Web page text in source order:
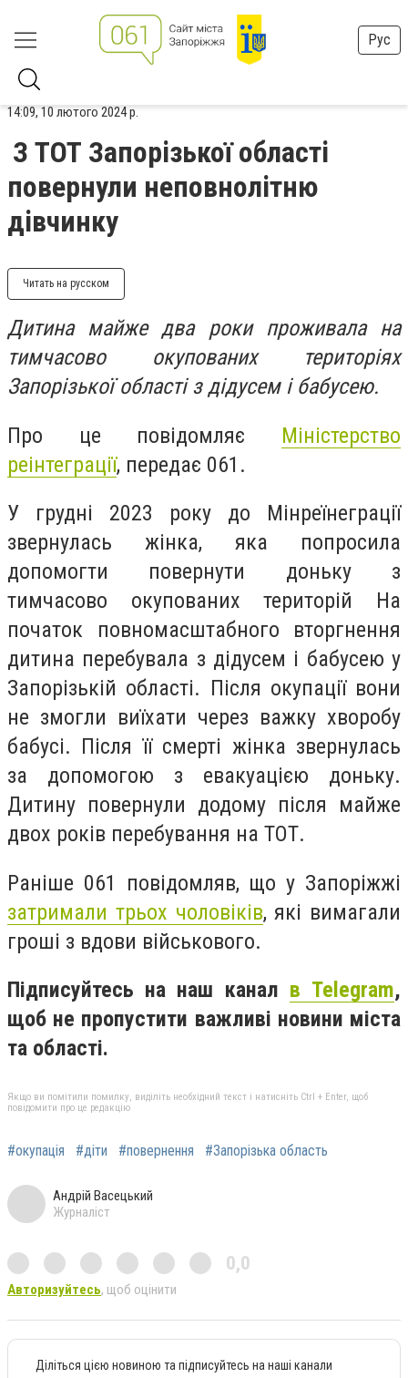
Рус
14:09, 10 лютого 2024 р.
З ТОТ Запорізької області
повернули неповнолітню
дівчинку
Читать на русском
Дитина майже два роки проживала на
тимчасово окупованих територіях
Запорізької області з дідусем і бабусею.
Про це повідомляє Міністерство
реінтеграції, передає 061.
У грудні 2023 року до Мінреїнеграції
звернулась жінка, яка попросила
допомогти повернути доньку з
тимчасово окупованих територій На
початок повномасштабного вторгнення
дитина перебувала з дідусем і бабусею у
Запорізькій області. Після окупації вони
не змогли виїхати через важку хворобу
бабусі. Після її смерті жінка звернулась
за допомогою з евакуацією доньку.
Дитину повернули додому після майже
двох років перебування на ТОТ.
Раніше 061 повідомляв, що у Запоріжжі
затримали трьох чоловіків, які вимагали
гроші з вдови військового.
Підписуйтесь на наш канал в Telegram,
щоб не пропустити важливі новини міста
та області.
Якщо ви помітили помилку, виділіть необхідний текст і натисніть Ctrl + Enter, щоб
повідомити про це редакцію
#окупація #діти #повернення #Запорізька область
Андрій Васецький
Журналіст
0,0
Авторизуйтесь, щоб оцінити
Діліться цією новиною та підписуйтесь на наші канали